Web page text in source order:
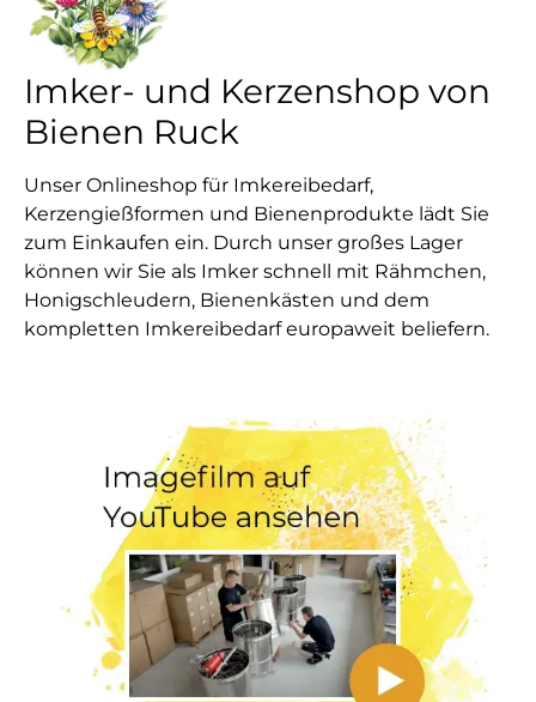
Imker- und Kerzenshop von
Bienen Ruck
Unser Onlineshop für Imkereibedarf,
Kerzengießformen und Bienenprodukte lädt Sie
zum Einkaufen ein. Durch unser großes Lager
können wir Sie als Imker schnell mit Rähmchen,
Honigschleudern, Bienenkästen und dem
kompletten Imkereibedarf europaweit beliefern.